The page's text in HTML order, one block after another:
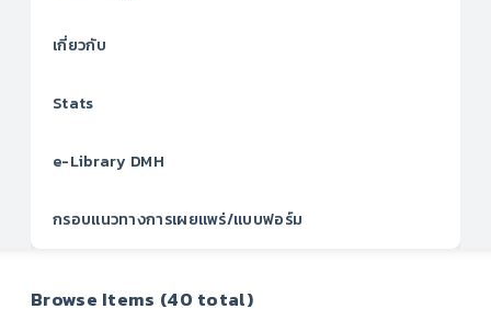
เกี่ยวกับ
Stats
e-Library DMH
กรอบแนวทางการเผยแพร่/แบบฟอร์ม
Browse Items (40 total)